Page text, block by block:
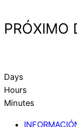
PRÓXIMO
Days
Hours
Minutes